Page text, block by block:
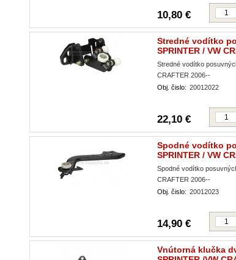
10,80 €
Stredné vodítko
SPRINTER / VW
Stredné vodítko
CRAFTER 2006--
Obj. čislo: 20012022
22,10 €
Spodné vodítko
SPRINTER / VW
Spodné vodítko
CRAFTER 2006--
Obj. čislo: 20012023
14,90 €
Vnútorná klučka